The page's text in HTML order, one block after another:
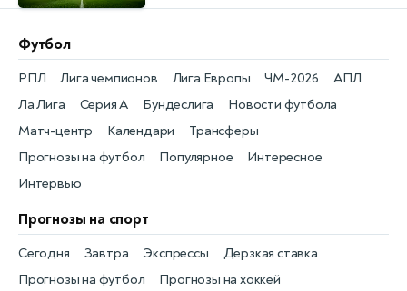
Футбол
Новости футбола
РПЛ
Матч-центр
Лига чемпионов
Календари
Лига Европы
Трансферы
ЧМ-2026
Прогнозы на футбол
АПЛ
Популярное
Ла Лига
Интересное
Серия А
Интервью
Бундеслига
Прогнозы на спорт
Прогнозы на футбол
Сегодня
Прогнозы на хоккей
Завтра Экспрессы Дерзкая ставка